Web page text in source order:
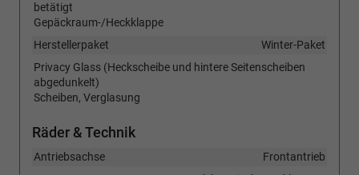
betätigt
Gepäckraum-/Heckklappe
Winter-Paket
Herstellerpaket
Privacy Glass (Heckscheibe und hintere Seitenscheiben
abgedunkelt)
Scheiben, Verglasung
Räder & Technik
Frontantrieb
Antriebsachse